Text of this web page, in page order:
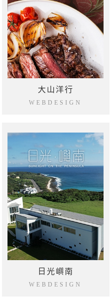
大山洋行
WEBDESIGN
日光嶼南
WEBDESIGN